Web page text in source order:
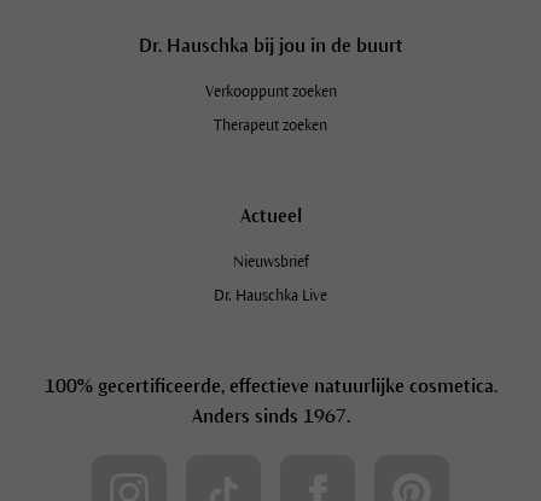
Dr. Hauschka bij jou in de buurt
Verkooppunt zoeken
Therapeut zoeken
Actueel
Nieuwsbrief
Dr. Hauschka Live
100% gecertificeerde, effectieve natuurlijke cosmetica.
Anders sinds 1967.